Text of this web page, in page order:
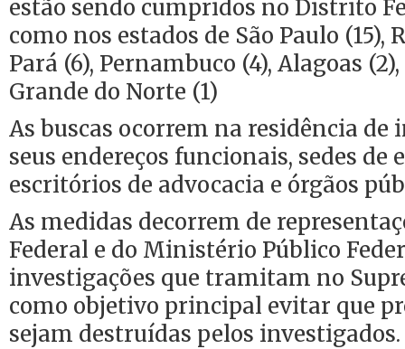
estão sendo cumpridos no Distrito
como nos estados de São Paulo (15),
Pará (6), Pernambuco (4), Alagoas
Grande do Norte (1)
As buscas ocorrem na residência de
seus endereços funcionais, sedes de
escritórios de advocacia e órgãos
As medidas decorrem de
Federal e do Ministério Público
investigações que tramitam no
como objetivo principal evitar que
sejam destruídas pelos investigados.